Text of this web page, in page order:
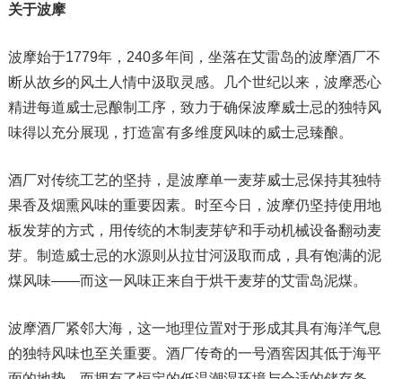
关于波摩
波摩始于1779年，240多年间，坐落在艾雷岛的波摩酒厂不
断从故乡的风土人情中汲取灵感。几个世纪以来，波摩悉心
精进每道威士忌酿制工序，致力于确保波摩威士忌的独特风
味得以充分展现，打造富有多维度风味的威士忌臻酿。
酒厂对传统工艺的坚持，是波摩单一麦芽威士忌保持其独特
果香及烟熏风味的重要因素。时至今日，波摩仍坚持使用地
板发芽的方式，用传统的木制麦芽铲和手动机械设备翻动麦
芽。制造威士忌的水源则从拉甘河汲取而成，具有饱满的泥
煤风味——而这一风味正来自于烘干麦芽的艾雷岛泥煤。
波摩酒厂紧邻大海，这一地理位置对于形成其具有海洋气息
的独特风味也至关重要。酒厂传奇的一号酒窖因其低于海平